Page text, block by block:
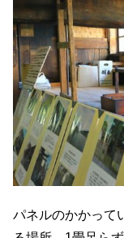
パネルのかかって